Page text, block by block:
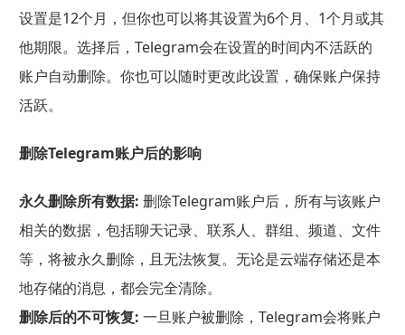
设置是12个月，但你也可以将其设置为6个月、1个月或其
他期限。选择后，Telegram会在设置的时间内不活跃的
账户自动删除。你也可以随时更改此设置，确保账户保持
活跃。
删除Telegram账户后的影响
永久删除所有数据: 删除Telegram账户后，所有与该账户
相关的数据，包括聊天记录、联系人、群组、频道、文件
等，将被永久删除，且无法恢复。无论是云端存储还是本
地存储的消息，都会完全清除。
删除后的不可恢复: 一旦账户被删除，Telegram会将账户